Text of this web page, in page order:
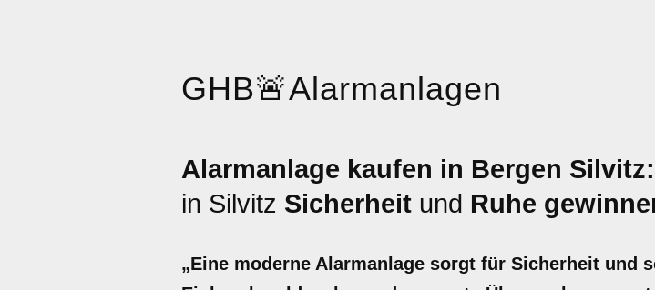
GHB🚨Alarmanlagen
Alarmanlage kaufen in Bergen Silvitz:
in Silvitz Sicherheit und Ruhe
„Eine moderne Alarmanlage sorgt für Sicherheit und